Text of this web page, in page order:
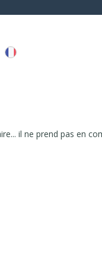
il ne prend pas en